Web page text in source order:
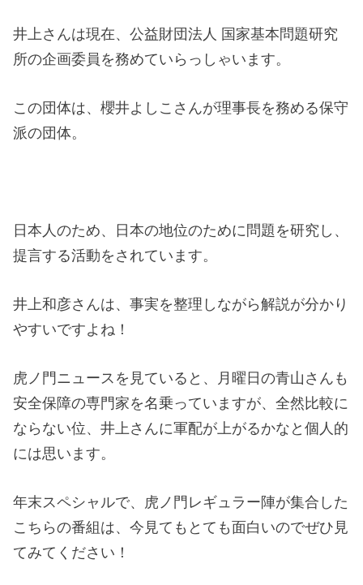
井上さんは現在、公益財団法人 国家基本問題研究
所の企画委員を務めていらっしゃいます。
この団体は、櫻井よしこさんが理事長を務める保守
派の団体。
日本人のため、日本の地位のために問題を研究し、
提言する活動をされています。
井上和彦さんは、事実を整理しながら解説が分かり
やすいですよね！
虎ノ門ニュースを見ていると、月曜日の青山さんも
安全保障の専門家を名乗っていますが、全然比較に
ならない位、井上さんに軍配が上がるかなと個人的
には思います。
年末スペシャルで、虎ノ門レギュラー陣が集合した
こちらの番組は、今見てもとても面白いのでぜひ見
てみてください！